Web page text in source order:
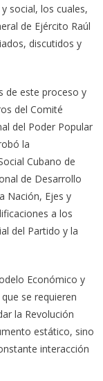
social, los cuales,
de Ejército Raúl
discutidos y
de este proceso y
del Comité
del Poder Popular
la
Cubano de
de Desarrollo
Nación, Ejes y
a los
del Partido y la
Económico y
se requieren
la Revolución
estático, sino
interacción